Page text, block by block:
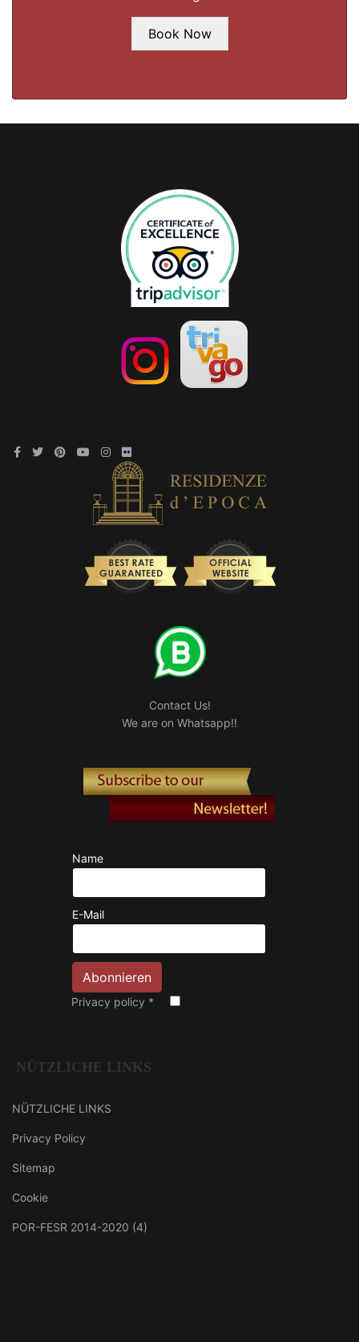
Contact Us!
We are on Whatsapp!!
Name
E-Mail
Privacy policy *
NÜTZLICHE LINKS
NÜTZLICHE LINKS
Privacy Policy
Sitemap
Cookie
POR-FESR 2014-2020 (4)